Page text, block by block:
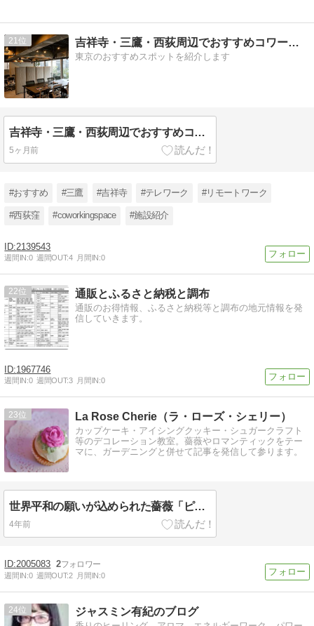
21 吉祥寺・三鷹・西荻周辺でおすすめコワーキングスペース6選
東京のおすすめスポットを紹介します
吉祥寺・三鷹・西荻周辺でおすすめコワーキングスペース6選
5ヶ月前
#おすすめ #三鷹 #吉祥寺 #テレワーク #リモートワーク
#西荻窪 #coworkingspace #施設紹介
2139543
週間IN:0 週間OUT:4 月間IN:0
22 通販とふるさと納税と調布
通販のお得情報、ふるさと納税等と調布の地元情報を発
信していきます。
1967746
週間IN:0 週間OUT:3 月間IN:0
23 La Rose Cherie（ラ・ローズ・シェリー）
カップケーキ・アイシングクッキー・シュガークラフト
等のデコレーション教室。薔薇やロマンティックをテー
マに、ガーデニングと併せて記事を発信して参ります。
世界平和の願いが込められた薔薇「ピース（Peace）」に想いをよせて ～地域限定切手より～
4年前
2005083 2
週間IN:0 週間OUT:2 月間IN:0
24 ジャスミン有紀のブログ